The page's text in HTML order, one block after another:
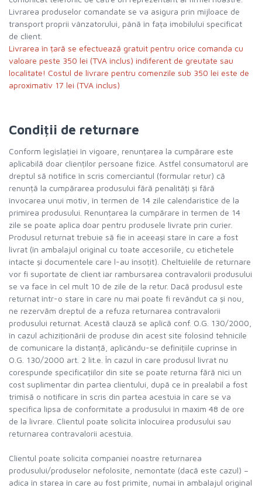
Livrarea produselor comandate se va asigura prin mijloace de
transport proprii vânzatorului, până în fața imobilului specificat
de client.
Livrarea în țară se efectuează gratuit pentru orice comanda cu
valoare peste 350 lei (TVA inclus) indiferent de greutate sau
localitate! Costul de livrare pentru comenzile sub 350 lei este de
aproximativ 17 lei (TVA inclus)
Condiții de returnare
Conform legislației în vigoare, renunțarea la cumpărare este
aplicabilă doar clienților persoane fizice. Astfel consumatorul are
dreptul să notifice în scris comerciantul (formular retur) că
renunță la cumpărarea produsului fără penalități și fără
învocarea unui motiv, în termen de 14 zile calendaristice de la
primirea produsului. Renunțarea la cumpărare în termen de 14
zile se poate aplica doar pentru produsele livrate prin curier.
Produsul returnat trebuie să fie in aceeași stare în care a fost
livrat (în ambalajul original cu toate accesoriile, cu etichetele
intacte și documentele care l-au însoțit). Cheltuielile de returnare
vor fi suportate de client iar rambursarea contravalorii produsului
se va face în cel mult 10 de zile de la retur. Dacă produsul este
returnat într-o stare în care nu mai poate fi revândut ca și nou,
ne rezervăm dreptul de a refuza returnarea contravalorii
produsului returnat. Acestă clauză se aplică conf. O.G. 130/2000,
în cazul achiziționării de produse din acest site folosind tehnicile
de comunicare la distanță, aplicându-se definițiile cuprinse în
O.G. 130/2000 art. 2 lit.e. În cazul în care produsul livrat nu
corespunde specificațiilor din site se poate returna fără nici un
cost suplimentar din partea clientului, după ce în prealabil a fost
trimisă o notificare în scris din partea acestuia în care se va
specifica lipsa de conformitate a produsului în maxim 48 de ore
de la livrare. Clientul poate solicita înlocuirea produsului sau
returnarea contravalorii acestuia.
Clientul poate solicita companiei noastre returnarea
produsului/produselor nefolosite, nemontate (dacă este cazul) –
adica în starea în care au fost primite, numai în ambalajul original